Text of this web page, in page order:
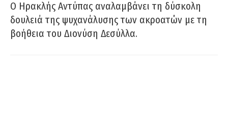
Ο Ηρακλής Αντύπας αναλαμβάνει τη δύσκολη
δουλειά της ψυχανάλυσης των ακροατών με τη
βοήθεια του Διονύση Δεσύλλα.